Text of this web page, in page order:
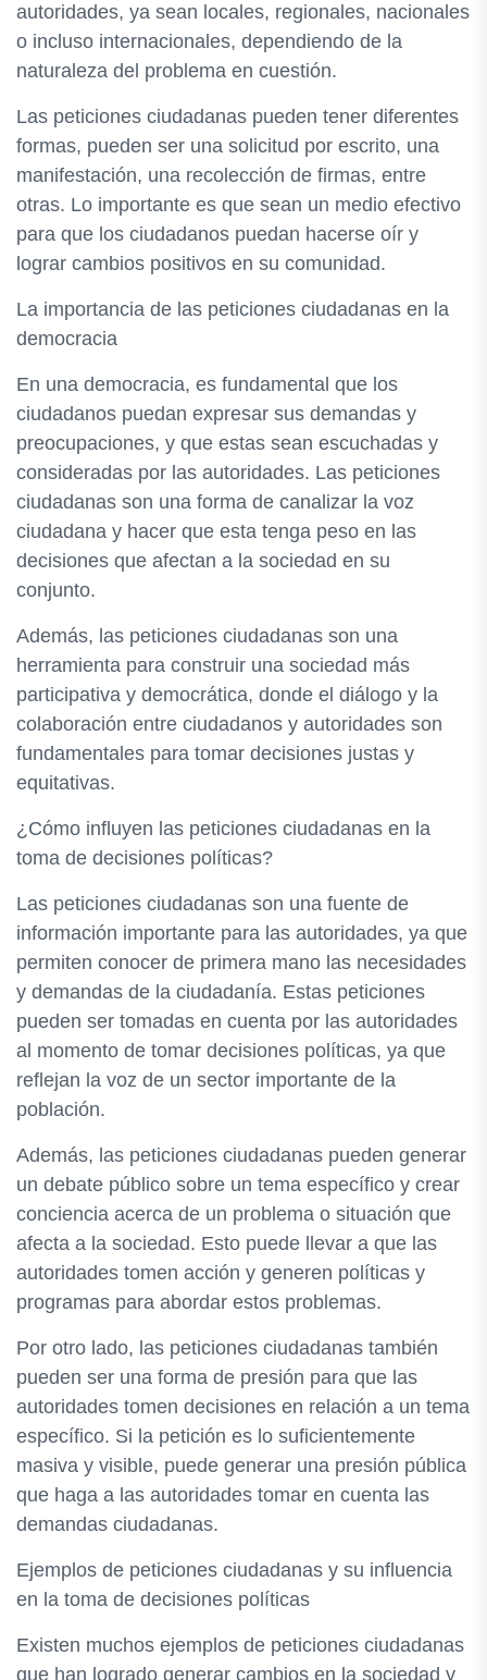
autoridades, ya sean locales, regionales, nacionales
o incluso internacionales, dependiendo de la
naturaleza del problema en cuestión.
Las peticiones ciudadanas pueden tener diferentes
formas, pueden ser una solicitud por escrito, una
manifestación, una recolección de firmas, entre
otras. Lo importante es que sean un medio efectivo
para que los ciudadanos puedan hacerse oír y
lograr cambios positivos en su comunidad.
La importancia de las peticiones ciudadanas en la
democracia
En una democracia, es fundamental que los
ciudadanos puedan expresar sus demandas y
preocupaciones, y que estas sean escuchadas y
consideradas por las autoridades. Las peticiones
ciudadanas son una forma de canalizar la voz
ciudadana y hacer que esta tenga peso en las
decisiones que afectan a la sociedad en su
conjunto.
Además, las peticiones ciudadanas son una
herramienta para construir una sociedad más
participativa y democrática, donde el diálogo y la
colaboración entre ciudadanos y autoridades son
fundamentales para tomar decisiones justas y
equitativas.
¿Cómo influyen las peticiones ciudadanas en la
toma de decisiones políticas?
Las peticiones ciudadanas son una fuente de
información importante para las autoridades, ya que
permiten conocer de primera mano las necesidades
y demandas de la ciudadanía. Estas peticiones
pueden ser tomadas en cuenta por las autoridades
al momento de tomar decisiones políticas, ya que
reflejan la voz de un sector importante de la
población.
Además, las peticiones ciudadanas pueden generar
un debate público sobre un tema específico y crear
conciencia acerca de un problema o situación que
afecta a la sociedad. Esto puede llevar a que las
autoridades tomen acción y generen políticas y
programas para abordar estos problemas.
Por otro lado, las peticiones ciudadanas también
pueden ser una forma de presión para que las
autoridades tomen decisiones en relación a un tema
específico. Si la petición es lo suficientemente
masiva y visible, puede generar una presión pública
que haga a las autoridades tomar en cuenta las
demandas ciudadanas.
Ejemplos de peticiones ciudadanas y su influencia
en la toma de decisiones políticas
Existen muchos ejemplos de peticiones ciudadanas
que han logrado generar cambios en la sociedad y